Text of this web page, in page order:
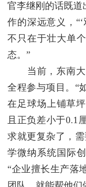
官李继刚的话既道
作的深远意义，
不只在于壮大单
态。”
当前，东南大
全程参与项目。“
在足球场上铺草
且正负差小于0.1
求就更复杂了，
学微纳系统国际
“企业擅长生产落